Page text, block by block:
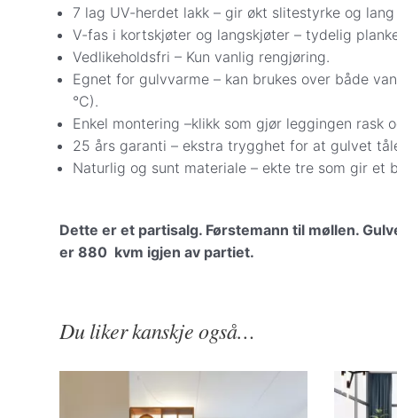
7 lag UV-herdet lakk – gir økt slitestyrke og
V-fas i kortskjøter og langskjøter – tydelig
Vedlikeholdsfri – Kun vanlig rengjøring.
Egnet for gulvvarme – kan brukes over både
°C).
Enkel montering –klikk som gjør leggingen rask
25 års garanti – ekstra trygghet for at gulvet
Naturlig og sunt materiale – ekte tre som gir et
Dette er et partisalg. Førstemann til møllen.
er 880 kvm igjen av partiet.
Du liker kanskje også…